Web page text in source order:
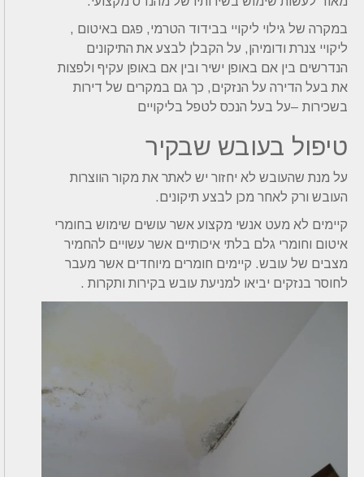
במקרה של גילוי ליקויי בבידוד הטרמי, פגם באיטום ,
ליקויי צנרת ודומיהן, על הקבלן לבצע את התיקונים
הנדרשים בין אם באופן ישיר ובין אם באופן עקיף ולפצות
את בעל הדירה על הנזקים, כך גם במקרים של דירות
בשכירות –על בעל הנכס לטפל בליקויים
טיפול בעובש שבקיר
על מנת שהעובש לא יחזור יש לאתר את מקור הווצרות
העובש ורק לאחר מכן לבצע תיקונים.
קיימים לא מעט אנשי מקצוע אשר עושים שימוש בחומרי
איטום וחומרי גלם בלתי איכותיים אשר עשויים להחמיר
מצבים של עובש. קיימים חומרים מיוחדים אשר מעבר
לחוסר בנזקים יביאו למניעת עובש בקירות ותקרות .